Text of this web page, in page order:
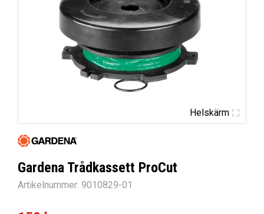
Helskärm
Gardena Trådkassett ProCut
Artikelnummer: 9010829-01